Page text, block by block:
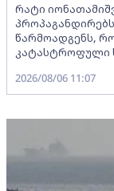
რატი
წარმოადგენს,
კატასტროფული
2026/08/06 11:07